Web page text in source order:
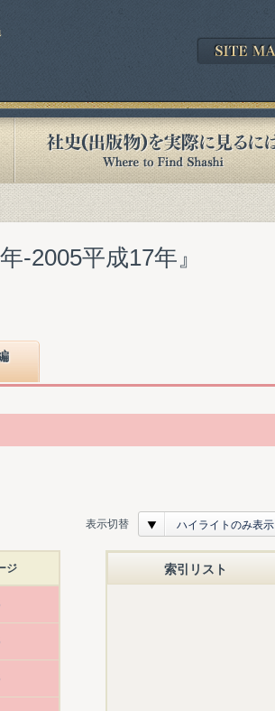
-2005平成17年』
表示切替 ハイライトのみ表示
ジ 索引リスト